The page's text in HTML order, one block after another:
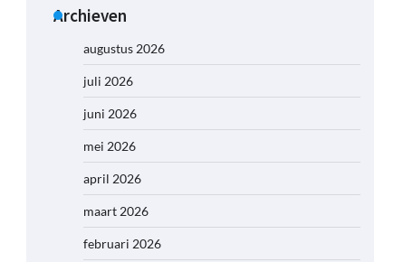
Archieven
augustus 2026
juli 2026
juni 2026
mei 2026
april 2026
maart 2026
februari 2026